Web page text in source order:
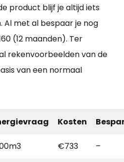
product blijf je altijd iets
Al met al bespaar je nog
(12 maanden). Ter
rekenvoorbeelden van de
van een normaal
Kosten
€733 –